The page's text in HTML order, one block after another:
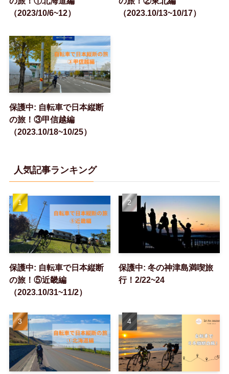
（2023/10/6~12）
（2023.10/13~10/17）
保護中: 自転車で日本縦断
の旅！③甲信越編
（2023.10/18~10/25）
人気記事ランキング
保護中: 自転車で日本縦断
の旅！⑤近畿編
（2023.10/31~11/2）
保護中: 冬の神津島満喫旅
行！2/22~24